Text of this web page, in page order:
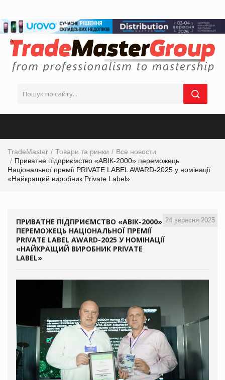
TradeMaster Товари та ринки
Все новости
Приватне підприємство «АВІК-2000» переможець
Національної премії PRIVATE LABEL AWARD-2025 у номінації
«Найкращий виробник Private Label»
24 вересня 2025
ПРИВАТНЕ ПІДПРИЄМСТВО «АВІК-2000»
ПЕРЕМОЖЕЦЬ НАЦІОНАЛЬНОЇ ПРЕМІЇ
PRIVATE LABEL AWARD-2025 У НОМІНАЦІЇ
«НАЙКРАЩИЙ ВИРОБНИК PRIVATE
LABEL»